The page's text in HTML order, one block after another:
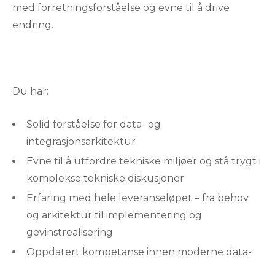
med forretningsforståelse og evne til å drive
endring.
Du har:
Solid forståelse for data- og
integrasjonsarkitektur
Evne til å utfordre tekniske miljøer og stå trygt i
komplekse tekniske diskusjoner
Erfaring med hele leveranseløpet – fra behov
og arkitektur til implementering og
gevinstrealisering
Oppdatert kompetanse innen moderne data-